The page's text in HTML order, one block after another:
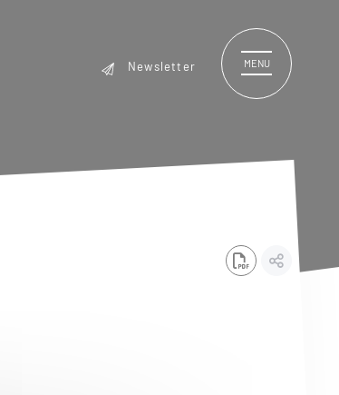
Newsletter MENU